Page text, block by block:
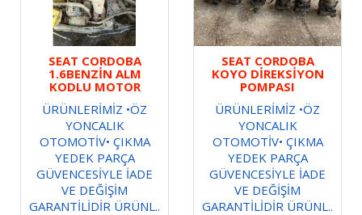
SEAT CORDOBA
1.6BENZİN ALM
KODLU MOTOR
ÜRÜNLERİMİZ •ÖZ
YONCALIK
OTOMOTİV• ÇIKMA
YEDEK PARÇA
GÜVENCESİYLE İADE
VE DEĞİŞİM
GARANTİLİDİR ÜRÜNL..
SEAT CORDOBA
KOYO DİREKSİYON
POMPASI
ÜRÜNLERİMİZ •ÖZ
YONCALIK
OTOMOTİV• ÇIKMA
YEDEK PARÇA
GÜVENCESİYLE İADE
VE DEĞİŞİM
GARANTİLİDİR ÜRÜNL..